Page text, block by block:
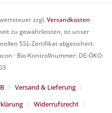
zzgl.Versandkosten
zu gewährleisten, ist unser
SSL-Zertifikat abgesichert.
· Bio-Kontrollnummer: DE-ÖKO-
Versand & Lieferung
Widerrufsrecht